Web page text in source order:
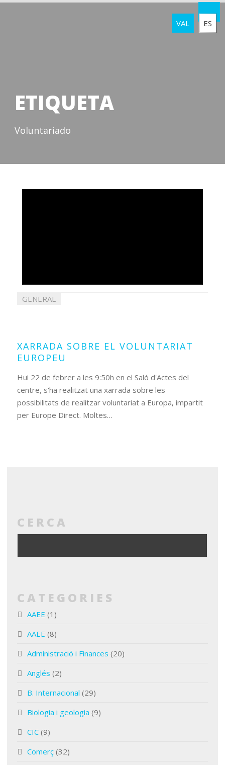
VAL ES
ETIQUETA
Voluntariado
GENERAL
XARRADA SOBRE EL VOLUNTARIAT
EUROPEU
Hui 22 de febrer a les 9:50h en el Saló d'Actes del
centre, s'ha realitzat una xarrada sobre les
possibilitats de realitzar voluntariat a Europa, impartit
per Europe Direct. Moltes…
CERCA
CATEGORIES
AAEE (1)
AAEE (8)
Administració i Finances (20)
Anglés (2)
B. Internacional (29)
Biologia i geologia (9)
CIC (9)
Comerç (32)